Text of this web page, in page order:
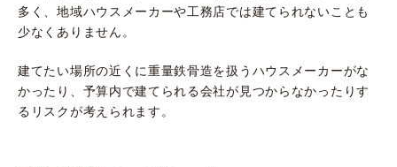
多く、地域ハウスメーカーや工務店では建てられないことも
少なくありません。
建てたい場所の近くに重量鉄骨造を扱うハウスメーカーがな
かったり、予算内で建てられる会社が見つからなかったりす
るリスクが考えられます。